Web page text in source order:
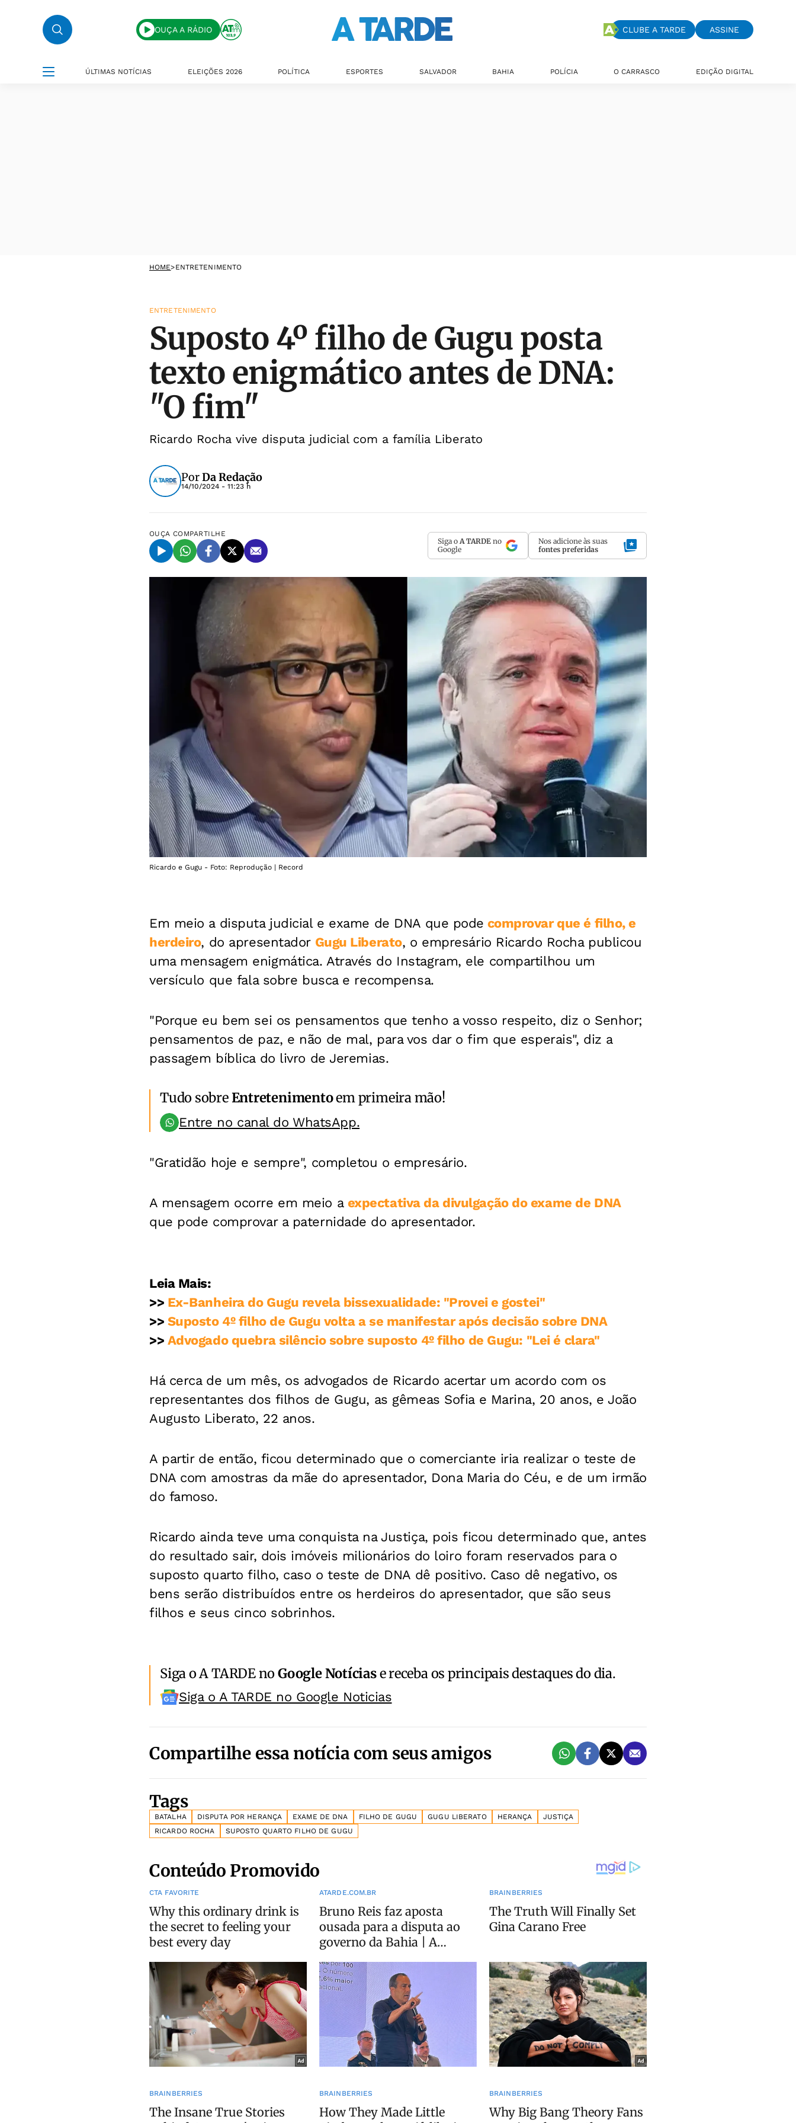
OUÇA A RÁDIO CLUBE A TARDE ASSINE
ÚLTIMAS NOTÍCIAS ELEIÇÕES 2026 POLÍTICA ESPORTES SALVADOR BAHIA POLÍCIA O CARRASCO EDIÇÃO DIGITAL
HOME>ENTRETENIMENTO
ENTRETENIMENTO
Suposto 4º filho de Gugu posta
texto enigmático antes de DNA:
"O fim"
Ricardo Rocha vive disputa judicial com a família Liberato
PorDa Redação
14/10/2024 - 11:23 h
OUÇA COMPARTILHE
Siga o A TARDE no
Google
Nos adicione às suas
fontes preferidas
Ricardo e Gugu - Foto: Reprodução | Record
Em meio a disputa judicial e exame de DNA que pode comprovar que é filho, e
herdeiro, do apresentador Gugu Liberato, o empresário Ricardo Rocha publicou
uma mensagem enigmática. Através do Instagram, ele compartilhou um
versículo que fala sobre busca e recompensa.
"Porque eu bem sei os pensamentos que tenho a vosso respeito, diz o Senhor;
pensamentos de paz, e não de mal, para vos dar o fim que esperais", diz a
passagem bíblica do livro de Jeremias.
Tudo sobreEntretenimentoem primeira mão!
Entre no canal do WhatsApp.
"Gratidão hoje e sempre", completou o empresário.
A mensagem ocorre em meio a expectativa da divulgação do exame de DNA
que pode comprovar a paternidade do apresentador.
Leia Mais:
>> Ex-Banheira do Gugu revela bissexualidade: "Provei e gostei"
>> Suposto 4º filho de Gugu volta a se manifestar após decisão sobre DNA
>> Advogado quebra silêncio sobre suposto 4º filho de Gugu: "Lei é clara"
Há cerca de um mês, os advogados de Ricardo acertar um acordo com os
representantes dos filhos de Gugu, as gêmeas Sofia e Marina, 20 anos, e João
Augusto Liberato, 22 anos.
A partir de então, ficou determinado que o comerciante iria realizar o teste de
DNA com amostras da mãe do apresentador, Dona Maria do Céu, e de um irmão
do famoso.
Ricardo ainda teve uma conquista na Justiça, pois ficou determinado que, antes
do resultado sair, dois imóveis milionários do loiro foram reservados para o
suposto quarto filho, caso o teste de DNA dê positivo. Caso dê negativo, os
bens serão distribuídos entre os herdeiros do apresentador, que são seus
filhos e seus cinco sobrinhos.
Siga o A TARDE noGoogle Notíciase receba os principais destaques do dia.
Siga o A TARDE no Google Noticias
Compartilhe essa notícia com seus amigos
Tags
BATALHA DISPUTA POR HERANÇA EXAME DE DNA FILHO DE GUGU GUGU LIBERATO HERANÇA
JUSTIÇA
RICARDO ROCHA
SUPOSTO QUARTO FILHO DE GUGU